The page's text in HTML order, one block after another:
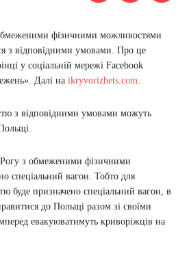
фізичними можливостями
з відповідними умовами. Про це
у соціальній мережі Facebook
Далі на ikryvorizhets.com.
з відповідними умовами можуть
з обмеженими фізичними
спеціальний вагон. Тобто для
буде призначено спеціальний вагон, в
до Польщі разом зі своїми
евакуюватимуть криворіжців на